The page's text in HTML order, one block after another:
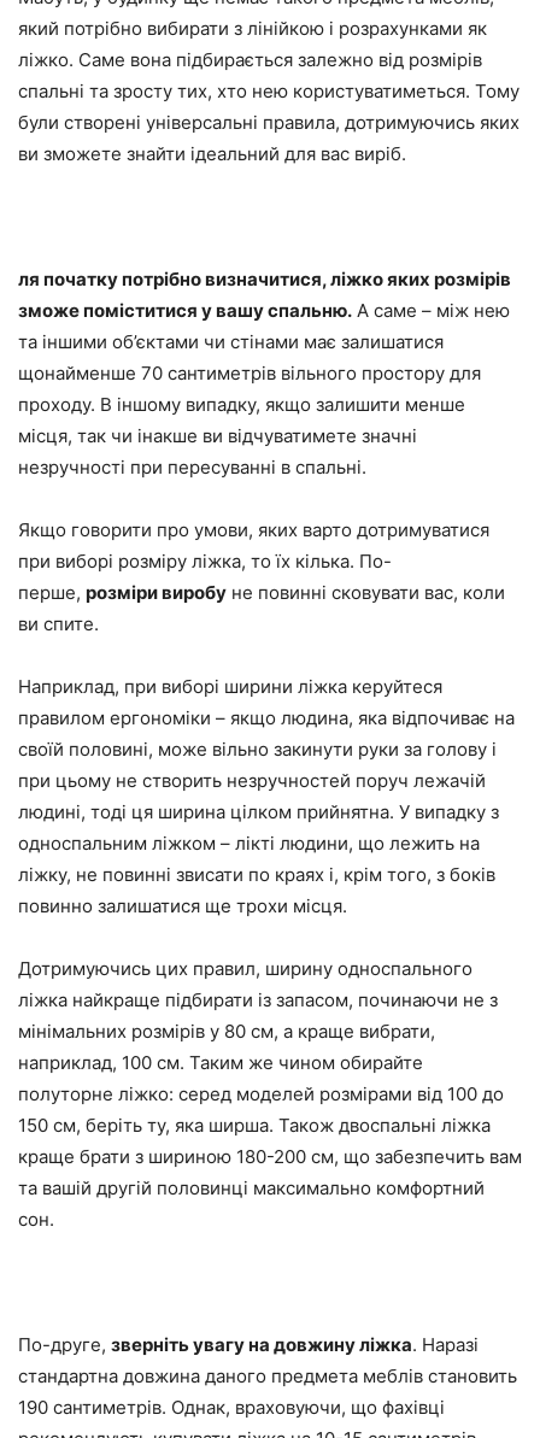
який потрібно вибирати з лінійкою і розрахунками як
ліжко. Саме вона підбирається залежно від розмірів
спальні та зросту тих, хто нею користуватиметься. Тому
були створені універсальні правила, дотримуючись яких
ви зможете знайти ідеальний для вас виріб.
ля початку потрібно визначитися, ліжко яких розмірів
зможе поміститися у вашу спальню. А саме – між нею
та іншими об’єктами чи стінами має залишатися
щонайменше 70 сантиметрів вільного простору для
проходу. В іншому випадку, якщо залишити менше
місця, так чи інакше ви відчуватимете значні
незручності при пересуванні в спальні.
Якщо говорити про умови, яких варто дотримуватися
при виборі розміру ліжка, то їх кілька. По-
перше, розміри виробу не повинні сковувати вас, коли
ви спите.
Наприклад, при виборі ширини ліжка керуйтеся
правилом ергономіки – якщо людина, яка відпочиває на
своїй половині, може вільно закинути руки за голову і
при цьому не створить незручностей поруч лежачій
людині, тоді ця ширина цілком прийнятна. У випадку з
односпальним ліжком – лікті людини, що лежить на
ліжку, не повинні звисати по краях і, крім того, з боків
повинно залишатися ще трохи місця.
Дотримуючись цих правил, ширину односпального
ліжка найкраще підбирати із запасом, починаючи не з
мінімальних розмірів у 80 см, а краще вибрати,
наприклад, 100 см. Таким же чином обирайте
полуторне ліжко: серед моделей розмірами від 100 до
150 см, беріть ту, яка ширша. Також двоспальні ліжка
краще брати з шириною 180-200 см, що забезпечить вам
та вашій другій половинці максимально комфортний
сон.
По-друге, зверніть увагу на довжину ліжка. Наразі
стандартна довжина даного предмета меблів становить
190 сантиметрів. Однак, враховуючи, що фахівці